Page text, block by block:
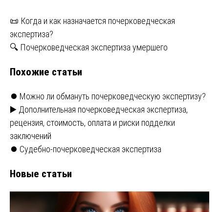
Навигация
по
📜 Когда и как назначается почерковедческая
экспертиза?
🔍 Почерковедческая экспертиза умершего
Похожие статьи
⏺️ Можно ли обмануть почерковедческую экспертизу?
▶️ Дополнительная почерковедческая экспертиза,
рецензия, стоимость, оплата и риски подделки
заключений
⏺️ Судебно-почерковедческая экспертиза
Новые статьи